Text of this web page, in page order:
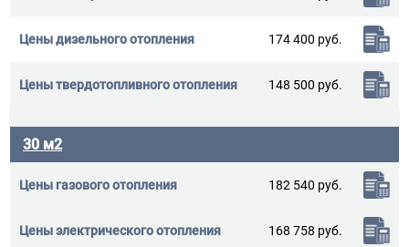
174 400 руб.
148 500 руб.
30 м2
182 540 руб.
168 758 руб.